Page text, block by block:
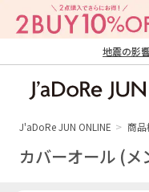
地震の影
ン オンライン）
J'aDoRe JUN ONLINE 商品
カバーオール (メ